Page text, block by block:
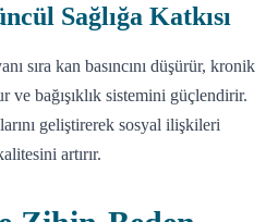
Sağlığa Katkısı
sıra kan basıncını düşürür, kronik
ve bağışıklık sistemini güçlendirir.
geliştirerek sosyal ilişkileri
artırır.